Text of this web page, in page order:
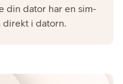
din dator har en sim-
direkt i datorn.